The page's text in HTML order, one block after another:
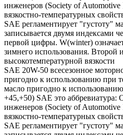
инженеров (Society of Automotive
вязкостно-температурных
SAE регламентирует "густоту"
записывается двумя индексами
первой цифры. W(winter)
зимнего использования. Второй
высокотемпературной вязкости
SAE 20W-50 всесезонное
пригодно к использованию при
масло пригодно к
+45,+50) SAE это
инженеров (Society of Automotive
вязкостно-температурных
SAE регламентирует "густоту"